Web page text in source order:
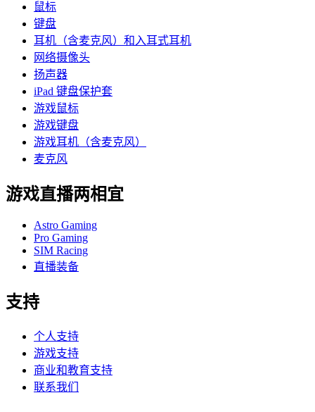
鼠标
键盘
耳机（含麦克风）和入耳式耳机
网络摄像头
扬声器
iPad 键盘保护套
游戏鼠标
游戏键盘
游戏耳机（含麦克风）
麦克风
游戏直播两相宜
Astro Gaming
Pro Gaming
SIM Racing
直播装备
支持
个人支持
游戏支持
商业和教育支持
联系我们